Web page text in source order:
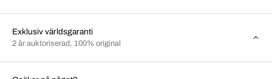
Exklusiv världsgaranti
2 år auktoriserad, 100% original